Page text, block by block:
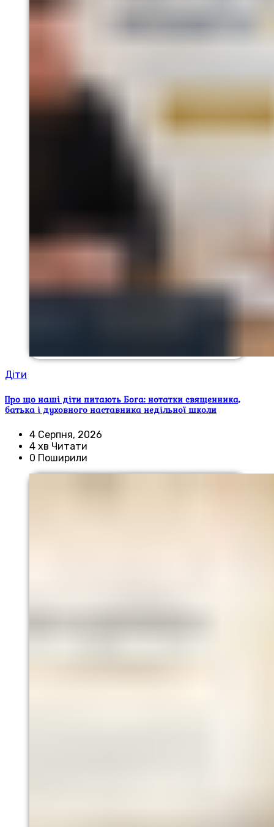
Діти
Про що наші діти питають Бога: нотатки священника,
батька і духовного наставника недільної школи
4 Серпня, 2026
4 хв Читати
0 Поширили